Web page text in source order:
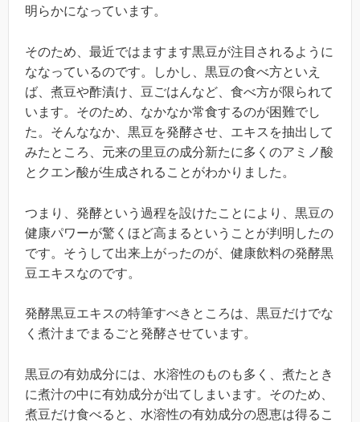
明らかになっています。
そのため、最近ではますます黒豆が注目されるように
ななっているのです。しかし、黒豆の食べ方といえ
ば、煮豆や酢漬け、豆ごはんなど、食べ方が限られて
います。そのため、なかなか常食するのが困難でし
た。そんななか、黒豆を発酵させ、エキスを抽出して
みたところ、元来の里豆の成分新たに多くのアミノ酸
とクエン酸が生成されることがわかりました。
つまり、発酵という過程を設けたことにより、黒豆の
健康パワーが驚くほど高まるということが判明したの
です。そうして出来上がったのが、健康飲料の発酵黒
豆エキスなのです。
発酵黒豆エキスの特筆すべきところは、黒豆だけでな
く煮汁までまるごと発酵させています。
黒豆の有効成分には、水溶性のものも多く、煮たとき
に煮汁の中に有効成分が出てしまいます。そのため、
煮豆だけ食べると、水溶性の有効成分の恩恵は得るこ